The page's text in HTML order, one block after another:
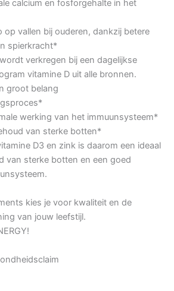
calcium en fosforgehalte in het
op vallen bij ouderen, dankzij betere
spierkracht*
verkregen bij een dagelijkse
vitamine D uit alle bronnen.
groot belang
werking van het immuunsysteem*
van sterke botten*
D3 en zink is daarom een ideaal
van sterke botten en een goed
kies je voor kwaliteit en de
van jouw leefstijl.